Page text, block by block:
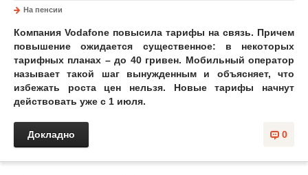
На пенсии
Компания Vodafone повысила тарифы на связь. Причем
повышение ожидается существенное: в некоторых
тарифных планах – до 40 гривен. Мобильный оператор
называет такой шаг вынужденным и объясняет, что
избежать роста цен нельзя. Новые тарифы начнут
действовать уже с 1 июля.
0
Докладно